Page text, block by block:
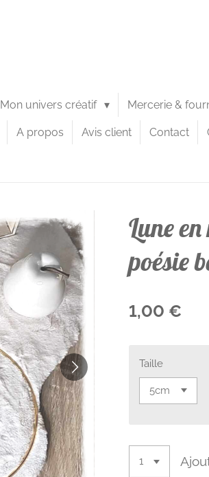
Mon univers créatif Mercerie &
A propos Avis client Contact
Lune
poésie
1,00 €
Taille